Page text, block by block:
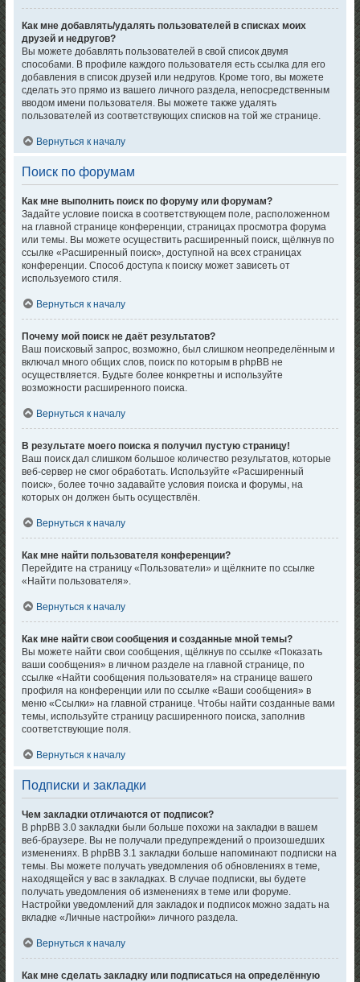
Как мне добавлять/удалять пользователей в списках моих
друзей и недругов?
Вы можете добавлять пользователей в свой список двумя
способами. В профиле каждого пользователя есть ссылка для его
добавления в список друзей или недругов. Кроме того, вы можете
сделать это прямо из вашего личного раздела, непосредственным
вводом имени пользователя. Вы можете также удалять
пользователей из соответствующих списков на той же странице.
Вернуться к началу
Поиск по форумам
Как мне выполнить поиск по форуму или форумам?
Задайте условие поиска в соответствующем поле, расположенном
на главной странице конференции, страницах просмотра форума
или темы. Вы можете осуществить расширенный поиск, щёлкнув по
ссылке «Расширенный поиск», доступной на всех страницах
конференции. Способ доступа к поиску может зависеть от
используемого стиля.
Вернуться к началу
Почему мой поиск не даёт результатов?
Ваш поисковый запрос, возможно, был слишком неопределённым и
включал много общих слов, поиск по которым в phpBB не
осуществляется. Будьте более конкретны и используйте
возможности расширенного поиска.
Вернуться к началу
В результате моего поиска я получил пустую страницу!
Ваш поиск дал слишком большое количество результатов, которые
веб-сервер не смог обработать. Используйте «Расширенный
поиск», более точно задавайте условия поиска и форумы, на
которых он должен быть осуществлён.
Вернуться к началу
Как мне найти пользователя конференции?
Перейдите на страницу «Пользователи» и щёлкните по ссылке
«Найти пользователя».
Вернуться к началу
Как мне найти свои сообщения и созданные мной темы?
Вы можете найти свои сообщения, щёлкнув по ссылке «Показать
ваши сообщения» в личном разделе на главной странице, по
ссылке «Найти сообщения пользователя» на странице вашего
профиля на конференции или по ссылке «Ваши сообщения» в
меню «Ссылки» на главной странице. Чтобы найти созданные вами
темы, используйте страницу расширенного поиска, заполнив
соответствующие поля.
Вернуться к началу
Подписки и закладки
Чем закладки отличаются от подписок?
В phpBB 3.0 закладки были больше похожи на закладки в вашем
веб-браузере. Вы не получали предупреждений о произошедших
изменениях. В phpBB 3.1 закладки больше напоминают подписки на
темы. Вы можете получать уведомления об обновлениях в теме,
находящейся у вас в закладках. В случае подписки, вы будете
получать уведомления об изменениях в теме или форуме.
Настройки уведомлений для закладок и подписок можно задать на
вкладке «Личные настройки» личного раздела.
Вернуться к началу
Как мне сделать закладку или подписаться на определённую